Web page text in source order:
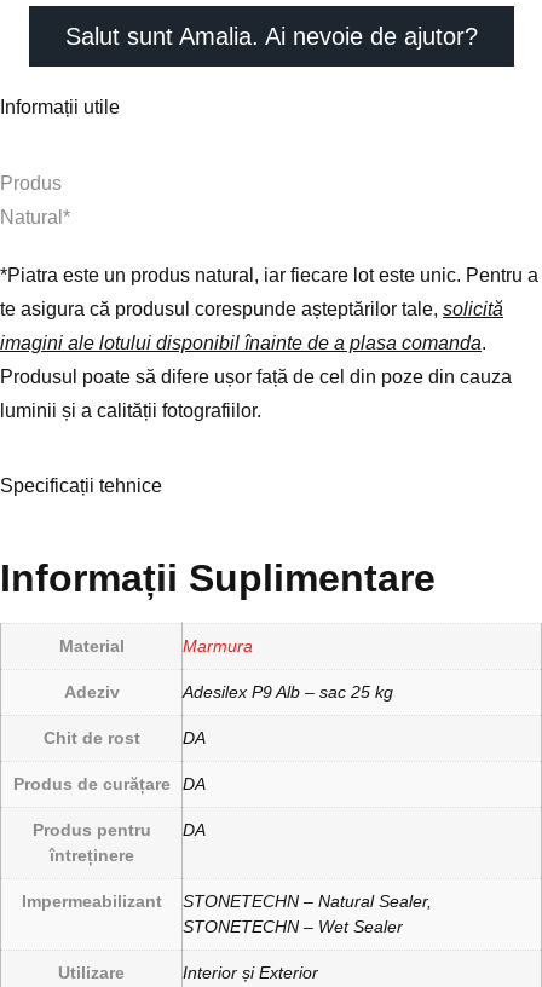
Salut sunt Amalia. Ai nevoie de ajutor?
Informații utile
Produs
Natura *
*Piatra este un produs natural, iar fiecare lot este unic. Pentru a
te asigura că produsul corespunde așteptărilor tale, solicită
imagini ale lotului disponibil înainte de a plasa comanda.
Produsul poate să difere ușor față de cel din poze din cauza
luminii și a calității fotografiilor.
Specificații tehnice
Informații Suplimentare
Material Marmura
Adeziv Adesilex P9 Alb – sac 25 kg
Chit de rost DA
Produs de curățare DA
Produs pentru
întreținere
DA
Impermeabilizant
STONETECHN – Natural Sealer,
STONETECHN – Wet Sealer
Utilizare Interior și Exterior